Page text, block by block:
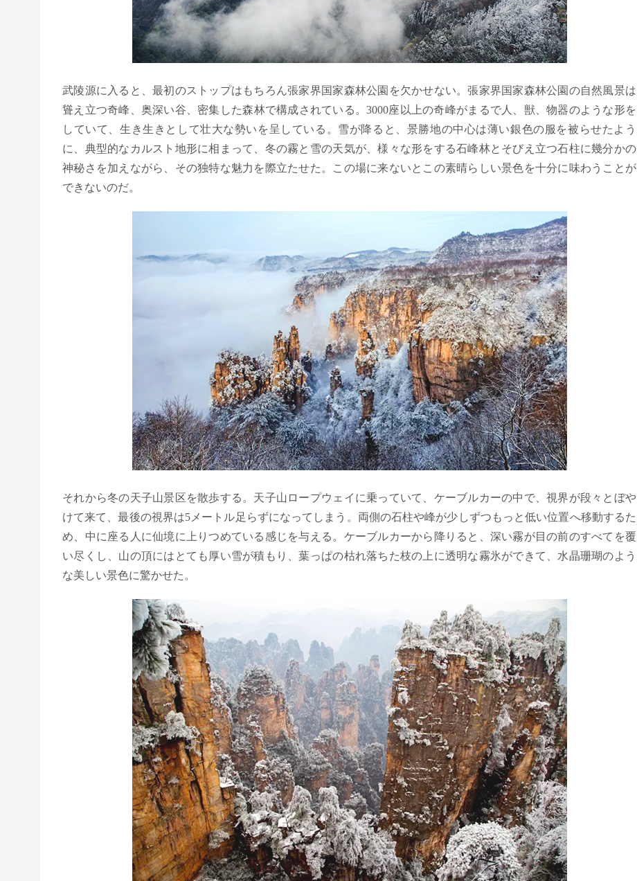
武陵源に入ると、最初のストップはもちろん張家界国家森林公園を欠かせない。張家界国家森林公園の自然風景は
聳え立つ奇峰、奥深い谷、密集した森林で構成されている。3000座以上の奇峰がまるで人、獣、物器のような形を
していて、生き生きとして壮大な勢いを呈している。雪が降ると、景勝地の中心は薄い銀色の服を被らせたよう
に、典型的なカルスト地形に相まって、冬の霧と雪の天気が、様々な形をする石峰林とそびえ立つ石柱に幾分かの
神秘さを加えながら、その独特な魅力を際立たせた。この場に来ないとこの素晴らしい景色を十分に味わうことが
できないのだ。
それから冬の天子山景区を散歩する。天子山ロープウェイに乗っていて、ケーブルカーの中で、視界が段々とぼや
けて来て、最後の視界は5メートル足らずになってしまう。両側の石柱や峰が少しずつもっと低い位置へ移動するた
め、中に座る人に仙境に上りつめている感じを与える。ケーブルカーから降りると、深い霧が目の前のすべてを覆
い尽くし、山の頂にはとても厚い雪が積もり、葉っぱの枯れ落ちた枝の上に透明な霧氷ができて、水晶珊瑚のよう
な美しい景色に驚かせた。